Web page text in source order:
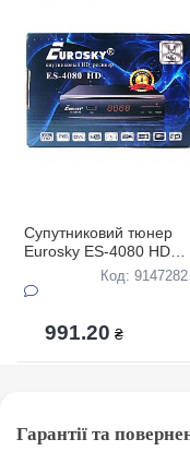
Супутниковий тюнер
Eurosky ES-4080 HD
прошитий+IPTVКод: 9147282
991.20 ₴
Гарантії та